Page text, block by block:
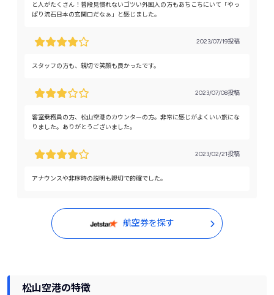
と人がたくさん！普段見慣れないゴツい外国人の方もあちこちにいて「やっ
ぱり流石日本の玄関口だなぁ」と感じました。
2023/07/19投稿
スタッフの方も、親切で笑顔も良かったです。
2023/07/08投稿
客室乗務員の方、松山空港のカウンターの方。非常に感じがよくいい旅にな
りました。ありがとうございました。
2023/02/21投稿
アナウンスや非序時の説明も親切で的確でした。
航空券を探す
松山空港の特徴